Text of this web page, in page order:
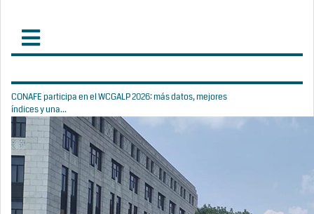
CONAFE participa en el WCGALP 2026: más datos, mejores
índices y una...